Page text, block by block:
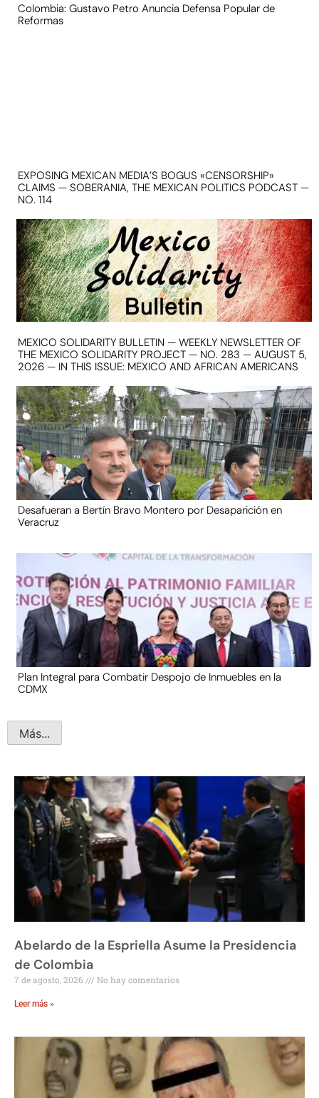
Colombia: Gustavo Petro Anuncia Defensa Popular de
Reformas
EXPOSING MEXICAN MEDIA’S BOGUS «CENSORSHIP»
CLAIMS — SOBERANIA, THE MEXICAN POLITICS PODCAST —
NO. 114
MEXICO SOLIDARITY BULLETIN — WEEKLY NEWSLETTER OF
THE MEXICO SOLIDARITY PROJECT — NO. 283 — AUGUST 5,
2026 — IN THIS ISSUE: MEXICO AND AFRICAN AMERICANS
Desafueran a Bertín Bravo Montero por Desaparición en
Veracruz
Plan Integral para Combatir Despojo de Inmuebles en la
CDMX
Más...
Abelardo de la Espriella Asume la Presidencia
de Colombia
7 de agosto, 2026 No hay comentarios
Leer más »